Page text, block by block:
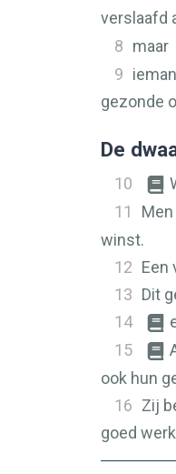
verslaafd
8 maar
9
gezonde
De
10
11
winst.
12 Een
13 Dit
14
15
ook hun
16 Zij
goed